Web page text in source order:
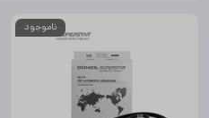
ناموجود